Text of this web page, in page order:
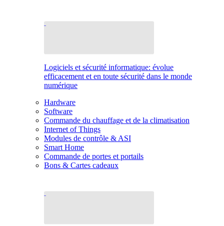
Logiciels et sécurité informatique: évolue
efficacement et en toute sécurité dans le monde
numérique
Hardware
Software
Commande du chauffage et de la climatisation
Internet of Things
Modules de contrôle & ASI
Smart Home
Commande de portes et portails
Bons & Cartes cadeaux